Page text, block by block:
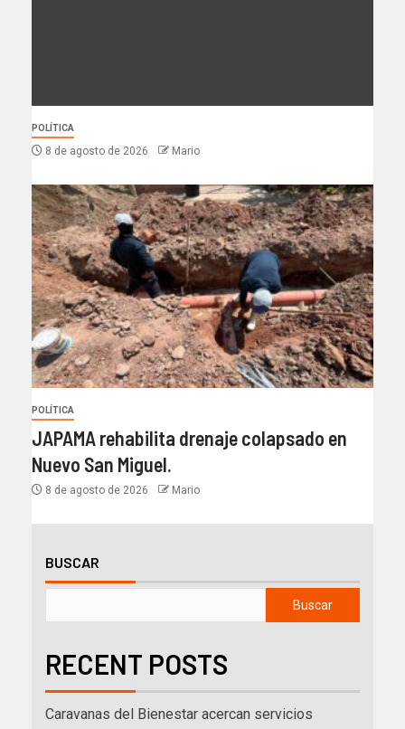
POLÍTICA
8 de agosto de 2026 Mario
POLÍTICA
JAPAMA rehabilita drenaje colapsado en
Nuevo San Miguel.
8 de agosto de 2026 Mario
BUSCAR
Buscar
RECENT POSTS
Caravanas del Bienestar acercan servicios